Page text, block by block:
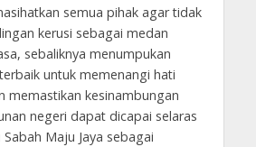
semua pihak agar tidak
kerusi sebagai medan
sebaliknya menumpukan
untuk memenangi hati
memastikan kesinambungan
negeri dapat dicapai selaras
Maju Jaya sebagai